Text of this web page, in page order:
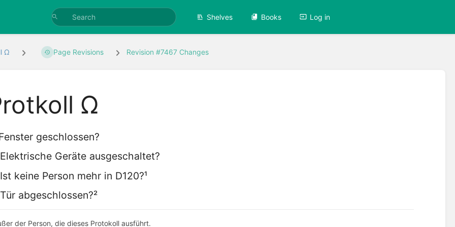
Shelves Books Log in
Ω Page Revisions Revision #7467 Changes
Ω
geschlossen?
Geräte ausgeschaltet?
keine Person mehr in D120?¹
abgeschlossen?²
der Person, die dieses Protokoll ausführt.